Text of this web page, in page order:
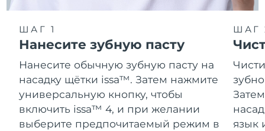
ШАГ 1
Нанесите зубную пасту
Нанесите обычную зубную пасту на
насадку щётки issa™. Затем нажмите
универсальную кнопку, чтобы
включить issa™ 4, и при желании
выберите предпочитаемый режим в
ШАГ
язык